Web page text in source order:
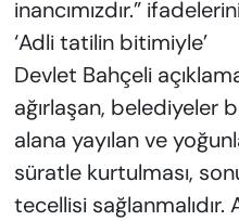
inancımızdır.”
‘Adli tatilin bitimiyle’
Devlet Bahçeli
ağırlaşan, belediyeler
alana yayılan ve
süratle kurtulması,
tecellisi